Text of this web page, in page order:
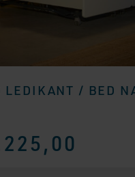
LEDIKANT / BED